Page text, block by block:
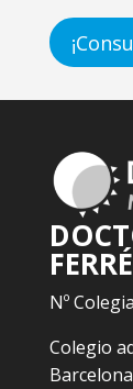
FERRÉ
Nº
Colegio